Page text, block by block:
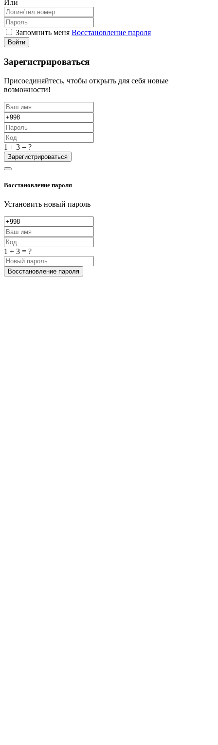
Или
Запомнить меня Восстановление пароля
Войти
Зарегистрироваться
Присоединяйтесь, чтобы открыть для себя новые
возможности!
1 + 3 = ?
Зарегистрироваться
Восстановление пароля
Установить новый пароль
1 + 3 = ?
Восстановление пароля